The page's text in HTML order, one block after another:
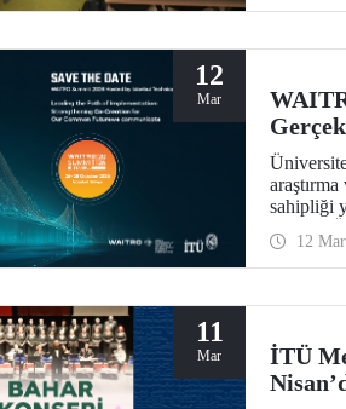
12
Mar
sahipliği
somut
12
11
Mar
İTÜ